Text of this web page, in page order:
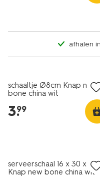
afhalen
schaaltje Ø8cm Knap new
bone china wit
3.
99
serveerschaal 16 x 30 x
Knap new bone china wit